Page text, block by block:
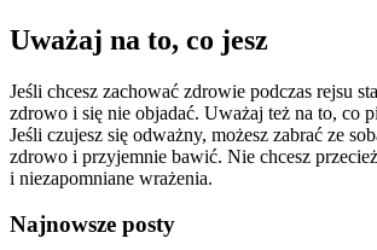
Uważaj na to, co jesz
Jeśli chcesz zachować zdrowie podczas rejsu
zdrowo i się nie objadać. Uważaj też na to, co
Jeśli czujesz się odważny, możesz zabrać ze
zdrowo i przyjemnie bawić. Nie chcesz
i niezapomniane wrażenia.
Najnowsze posty